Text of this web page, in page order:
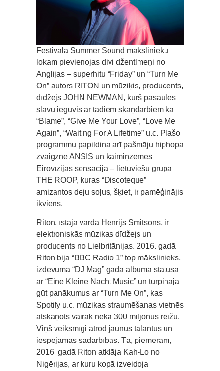
Festivāla Summer Sound mākslinieku
lokam pievienojas divi džentlmeņi no
Anglijas – superhitu “Friday” un “Turn Me
On” autors RITON un mūziķis, producents,
dīdžejs JOHN NEWMAN, kurš pasaules
slavu ieguvis ar tādiem skaņdarbiem kā
“Blame”, “Give Me Your Love”, “Love Me
Again”, “Waiting For A Lifetime” u.c. Plašo
programmu papildina arī pašmāju hiphopa
zvaigzne ANSIS un kaimiņzemes
Eirovīzijas sensācija – lietuviešu grupa
THE ROOP, kuras “Discoteque”
amizantos deju soļus, šķiet, ir pamēģinājis
ikviens.
Riton, īstajā vārdā Henrijs Smitsons, ir
elektroniskās mūzikas dīdžejs un
producents no Lielbritānijas. 2016. gadā
Riton bija “BBC Radio 1” top mākslinieks,
izdevuma “DJ Mag” gada albuma statusā
ar “Eine Kleine Nacht Music” un turpināja
gūt panākumus ar “Turn Me On”, kas
Spotify u.c. mūzikas straumēšanas vietnēs
atskaņots vairāk nekā 300 miljonus reižu.
Viņš veiksmīgi atrod jaunus talantus un
iespējamas sadarbības. Tā, piemēram,
2016. gadā Riton atklāja Kah-Lo no
Nigērijas, ar kuru kopā izveidoja